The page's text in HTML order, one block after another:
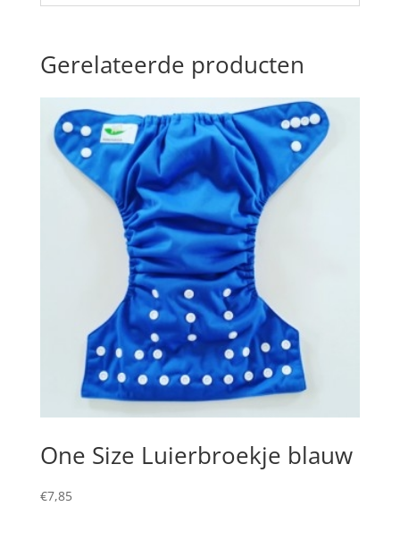
Gerelateerde producten
One Size Luierbroekje blauw
€7,85